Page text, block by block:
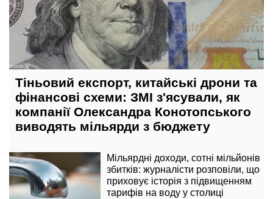
Тіньовий експорт, китайські дрони та
фінансові схеми: ЗМІ з'ясували, як
компанії Олександра Конотопського
виводять мільярди з бюджету
Мільярдні доходи, сотні мільйонів
збитків: журналісти розповіли, що
приховує історія з підвищенням
тарифів на воду у столиці